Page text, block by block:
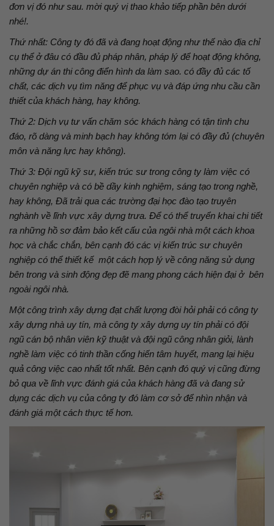
đơn vị đó như sau. mời quý vị thao khảo tiếp phần bên dưới
nhé!.
Thứ nhất: Công ty đó đã và đang hoạt động như thế nào địa chỉ
cụ thể ở đâu có đầu đủ pháp nhân, pháp lý để hoạt động không,
những dự án thi công điển hình da làm sao. có đầy đủ các tố
chất, các dịch vụ tìm năng để phục vụ và đáp ứng nhu cầu cần
thiết của khách hàng, hay không.
Thứ 2: Dịch vụ tư vấn chăm sóc khách hàng có tận tình chu
đáo, rõ dàng và minh bạch hay không tóm lại có đầy đủ (chuyên
môn và năng lực hay không).
Thứ 3: Đội ngũ kỹ sư, kiến trúc sư trong công ty làm việc có
chuyên nghiệp và có bề dầy kinh nghiệm, sáng tạo trong nghề,
hay không, Đã trải qua các trường đại học đào tạo truyên
nghành về lĩnh vực xây dựng trưa. Để có thể truyển khai chi tiết
ra những hồ sơ đảm bảo kết cấu của ngôi nhà một cách khoa
học và chắc chắn, bên cạnh đó các vị kiến trúc sư chuyên
nghiệp có thể thiết kế một cách hợp lý về công năng sử dụng
bên trong và sinh động đẹp đẽ mang phong cách hiện đại ở bên
ngoài ngôi nhà.
Một công trình xây dựng đạt chất lượng đòi hỏi phải có công ty
xây dựng nhà uy tín, mà công ty xây dựng uy tín phải có đội
ngũ cán bộ nhân viên kỹ thuật và đội ngũ công nhân giỏi, lành
nghề làm việc có tinh thần cống hiến tâm huyết, mang lại hiệu
quả công việc cao nhất tốt nhất. Bên cạnh đó quý vị cũng đừng
bỏ qua về lĩnh vực đánh giá của khách hàng đã và đang sử
dụng các dịch vụ của công ty đó làm cơ sở để nhìn nhận và
đánh giá một cách thực tế hơn.